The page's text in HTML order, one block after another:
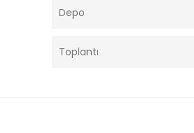
Depo
Toplantı